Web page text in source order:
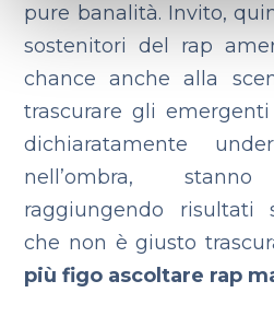
pure banalità. Invito,
sostenitori del rap
chance anche alla
trascurare gli
dichiaratamente
nell’ombra,
raggiungendo risultati
che non è giusto
più figo ascoltare rap